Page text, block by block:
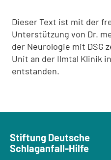
Dieser Text ist mit der
Unterstützung von Dr.
der Neurologie mit DSG
Unit an der Ilmtal Klinik
entstanden.
Stiftung Deutsche
Schlaganfall-Hilfe